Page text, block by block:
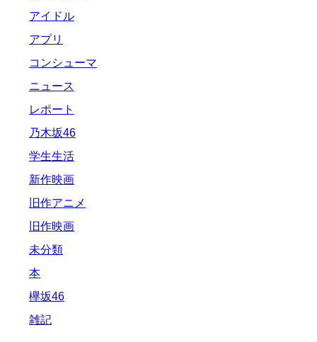
アイドル
アプリ
コンシューマ
ニュース
レポート
乃木坂46
学生生活
新作映画
旧作アニメ
旧作映画
未分類
本
欅坂46
雑記